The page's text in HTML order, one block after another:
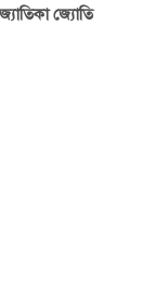
জ্যোতি